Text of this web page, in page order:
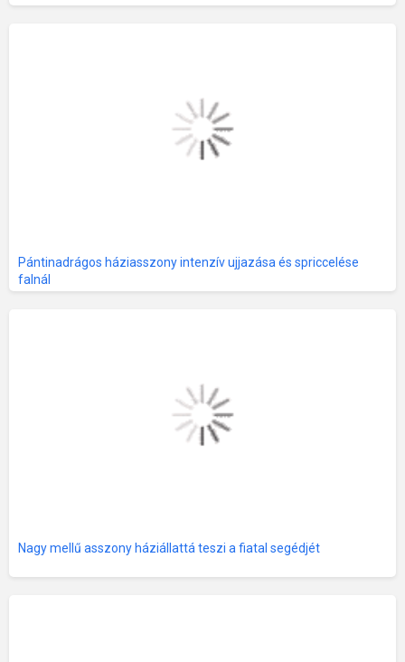
Pántinadrágos háziasszony intenzív ujjazása és spriccelése
falnál
Nagy mellű asszony háziállattá teszi a fiatal segédjét